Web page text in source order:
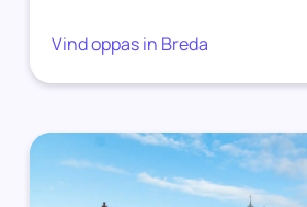
Vind oppas in Breda